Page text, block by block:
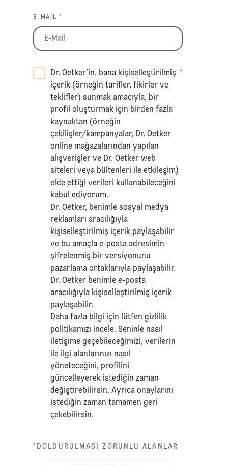
E-MAIL *
Dr. Oetker’in, bana kişiselleştirilmiş
içerik (örneğin tarifler, fikirler ve
teklifler) sunmak amacıyla, bir
profil oluşturmak için birden fazla
kaynaktan (örneğin
çekilişler/kampanyalar, Dr. Oetker
online mağazalarından yapılan
alışverişler ve Dr. Oetker web
siteleri veya bültenleri ile etkileşim)
elde ettiği verileri kullanabileceğini
kabul ediyorum.
Dr. Oetker, benimle sosyal medya
reklamları aracılığıyla
kişiselleştirilmiş içerik paylaşabilir
ve bu amaçla e-posta adresimin
şifrelenmiş bir versiyonunu
pazarlama ortaklarıyla paylaşabilir.
Dr. Oetker benimle e-posta
aracılığıyla kişiselleştirilmiş içerik
paylaşabilir.
Daha fazla bilgi için lütfengizlilik
politikamızı incele. Seninle nasıl
iletişime geçebileceğimizi, verilerin
ile ilgi alanlarınızı nasıl
yöneteceğini, profilini
güncelleyerek istediğin zaman
değiştirebilirsin. Ayrıca onaylarını
istediğin zaman tamamen geri
çekebilirsin.
*
*DOLDURULMASI ZORUNLU ALANLAR